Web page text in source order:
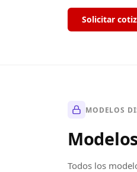
Solicitar
MODELOS
Todos los